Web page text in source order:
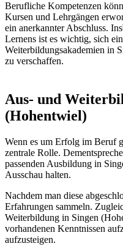
Berufliche Kompetenzen
Kursen und Lehrgängen
ein anerkannter Abschluss.
Lernens ist es wichtig, sich
Weiterbildungsakademien in
zu verschaffen.
Aus- und
(Hohentwiel)
Wenn es um Erfolg im Beruf
zentrale Rolle.
passenden Ausbildung in
Ausschau halten.
Nachdem man diese
Erfahrungen sammeln.
Weiterbildung in Singen
vorhandenen Kenntnissen
aufzusteigen.